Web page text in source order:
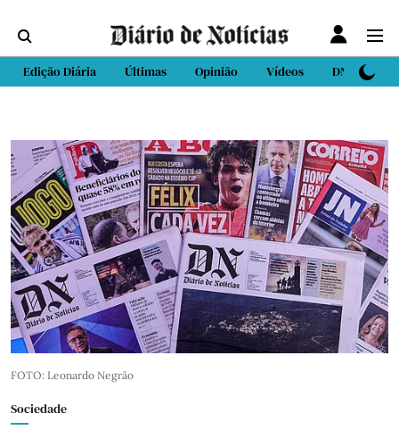
Edição Diária Últimas Opinião Vídeos DN Sport
FOTO: Leonardo Negrão
Sociedade